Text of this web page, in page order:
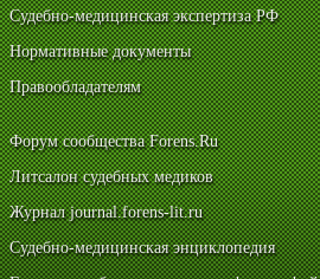
Судебно-медицинская экспертиза РФ
Нормативные документы
Правообладателям
Форум сообщества Forens.Ru
Литсалон судебных медиков
Журнал journal.forens-lit.ru
Судебно-медицинская энциклопедия